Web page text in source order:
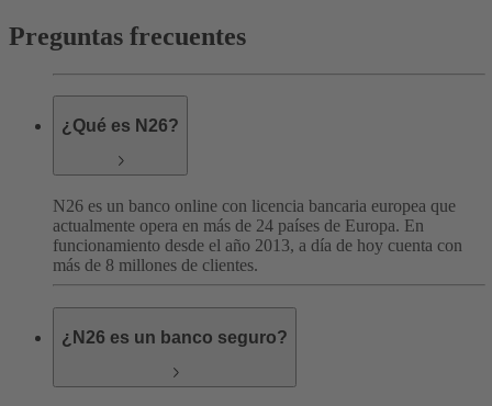
Preguntas frecuentes
¿Qué es N26?
N26 es un banco online con licencia bancaria europea que
actualmente opera en más de 24 países de Europa. En
funcionamiento desde el año 2013, a día de hoy cuenta con
más de 8 millones de clientes.
¿N26 es un banco seguro?